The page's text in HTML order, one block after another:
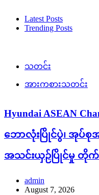
Latest Posts
Trending Posts
သတင်း
အားကစားသတင်း
Hyundai ASEAN
ဘောလုံးပြိုင်ပွဲ၊ အုပ်စု
အသင်းယှဉ်ပြိုင်မှု
admin
August 7, 2026